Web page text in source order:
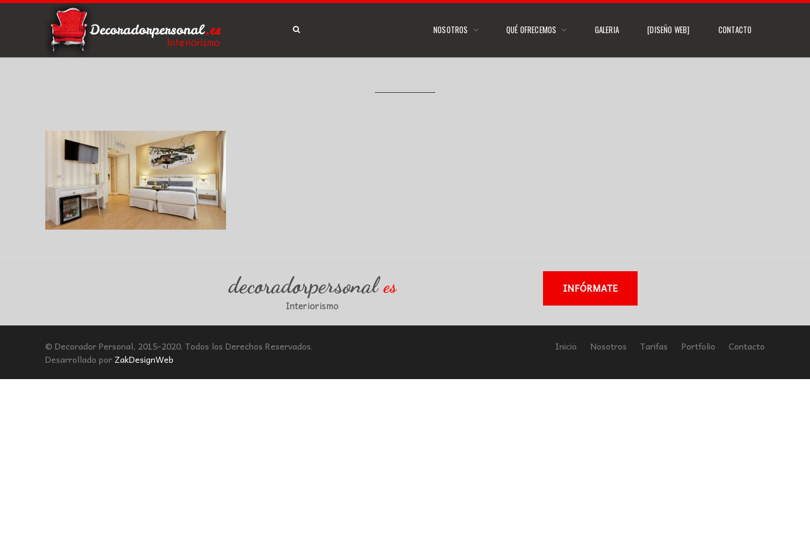
NOSOTROS QUÉ OFRECEMOS GALERIA [DISEÑO WEB] CONTACTO
decoradorpersonales
Interiorismo
INFÓRMATE
© Decorador Personal, 2015-2020. Todos los Derechos Reservados.
Desarrollado por ZakDesignWeb
Inicio Nosotros Tarifas Portfolio Contacto